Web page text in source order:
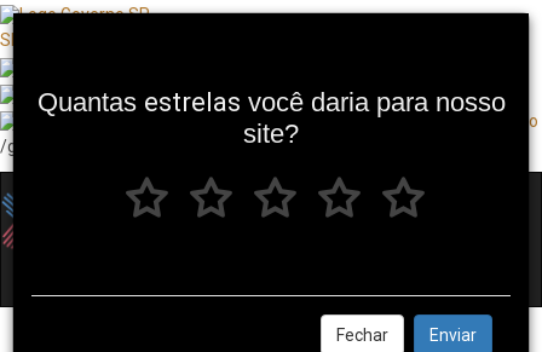
SP + Digital
/governosp
Quantas estrelas você daria para nosso
site?
Fechar Enviar